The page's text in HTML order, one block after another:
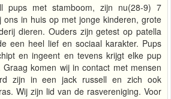
pups met stamboom, zijn nu(28-9) 7
ons in huis op met jonge kinderen, grote
dieren. Ouders zijn getest op patella
een heel lief en sociaal karakter. Pups
en ingeent en tevens krijgt elke pup
komen wij in contact met mensen
zijn in een jack russell en zich ook
Wij zijn lid van de rasvereniging. Voor